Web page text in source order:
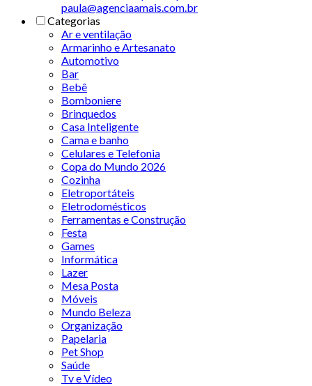
paula@agenciaamais.com.br
Categorias
Ar e ventilação
Armarinho e Artesanato
Automotivo
Bar
Bebê
Bomboniere
Brinquedos
Casa Inteligente
Cama e banho
Celulares e Telefonia
Copa do Mundo 2026
Cozinha
Eletroportáteis
Eletrodomésticos
Ferramentas e Construção
Festa
Games
Informática
Lazer
Mesa Posta
Móveis
Mundo Beleza
Organização
Papelaria
Pet Shop
Saúde
Tv e Vídeo